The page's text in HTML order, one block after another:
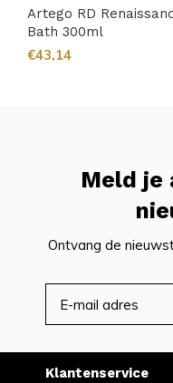
Artego RD
Bath 300ml
€43,14
Meld je
Ontvang de
Klantenservice